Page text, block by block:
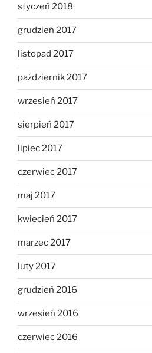
styczeń 2018
grudzień 2017
listopad 2017
październik 2017
wrzesień 2017
sierpień 2017
lipiec 2017
czerwiec 2017
maj 2017
kwiecień 2017
marzec 2017
luty 2017
grudzień 2016
wrzesień 2016
czerwiec 2016